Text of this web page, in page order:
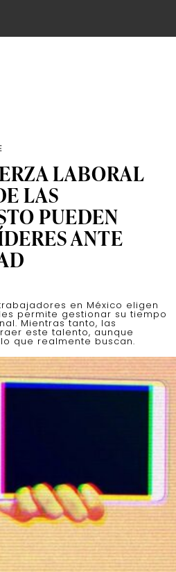
LABORAL
LAS
PUEDEN
ANTE
en México eligen
permite gestionar su tiempo
Mientras tanto, las
este talento, aunque
que realmente buscan.